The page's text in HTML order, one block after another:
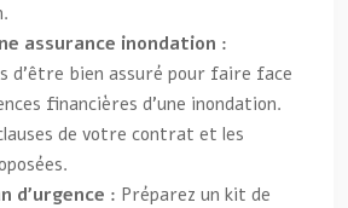
assurance inondation :
d’être bien assuré pour faire face
financières d’une inondation.
de votre contrat et les
d’urgence : Préparez un kit de